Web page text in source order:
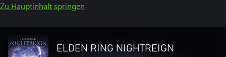
Zu Hauptinhalt springen
ELDEN RING NIGHTREIGN